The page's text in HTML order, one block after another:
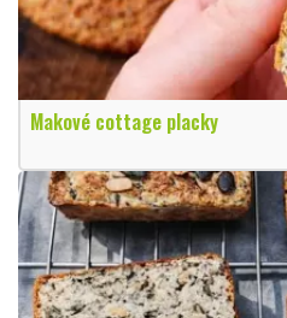
Makové cottage placky